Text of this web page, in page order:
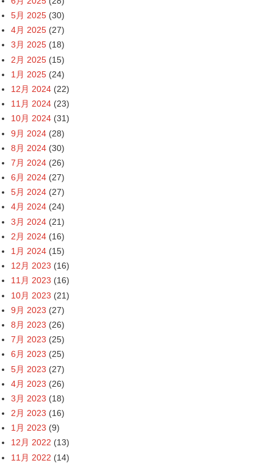
5月 2025 (30)
4月 2025 (27)
3月 2025 (18)
2月 2025 (15)
1月 2025 (24)
12月 2024 (22)
11月 2024 (23)
10月 2024 (31)
9月 2024 (28)
8月 2024 (30)
7月 2024 (26)
6月 2024 (27)
5月 2024 (27)
4月 2024 (24)
3月 2024 (21)
2月 2024 (16)
1月 2024 (15)
12月 2023 (16)
11月 2023 (16)
10月 2023 (21)
9月 2023 (27)
8月 2023 (26)
7月 2023 (25)
6月 2023 (25)
5月 2023 (27)
4月 2023 (26)
3月 2023 (18)
2月 2023 (16)
1月 2023 (9)
12月 2022 (13)
11月 2022 (14)